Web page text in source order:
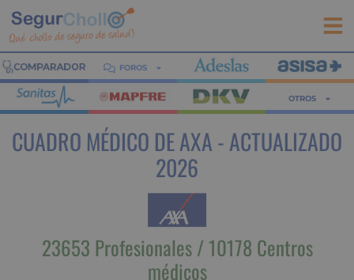
FOROS
OTROS
CUADRO MÉDICO DE AXA - ACTUALIZADO
2026
23653 Profesionales / 10178 Centros
médicos